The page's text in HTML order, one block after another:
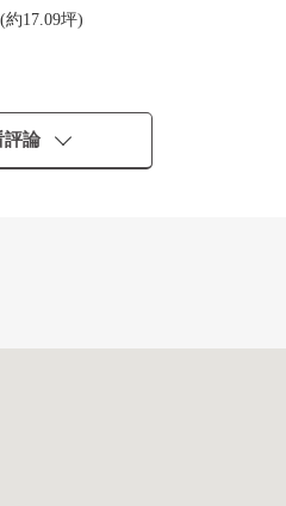
17.09坪)
沒有
建築公司建造
"車站步行15分鐘
評論